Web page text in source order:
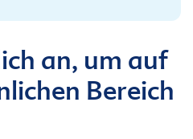
an, um auf
Bereich